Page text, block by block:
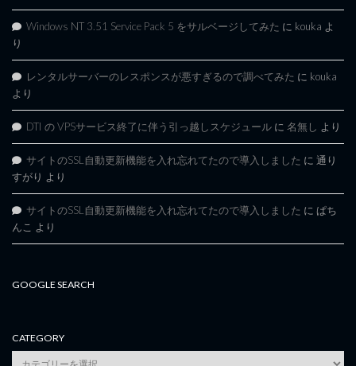
Windows NT 3.51 Service Pack 5 をサルベージしてみた に kouka よ
り
レンタルサーバーのレスポンスが悪すぎるので調べてみた に kouka
より
DTI の VPSサービス終了に伴う引っ越しスケジュール に 名無し より
サイトのSSL自動更新機能を入れ忘れてたので導入しました に 通り
すがり より
サイトのSSL自動更新機能を入れ忘れてたので導入しました に ぱち
んこ より
GOOGLE SEARCH
CATEGORY
category